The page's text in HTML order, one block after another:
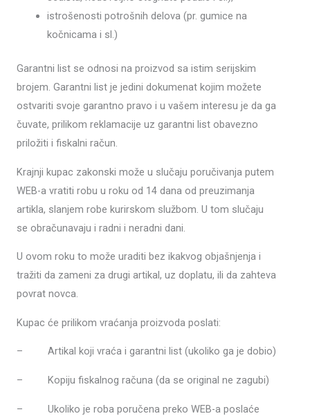
istrošenosti potrošnih delova (pr. gumice na
kočnicama i sl.)
Garantni list se odnosi na proizvod sa istim serijskim
brojem. Garantni list je jedini dokumenat kojim možete
ostvariti svoje garantno pravo i u vašem interesu je da ga
čuvate, prilikom reklamacije uz garantni list obavezno
priložiti i fiskalni račun.
Krajnji kupac zakonski može u slučaju poručivanja putem
WEB-a vratiti robu u roku od 14 dana od preuzimanja
artikla, slanjem robe kurirskom službom. U tom slučaju
se obračunavaju i radni i neradni dani.
U ovom roku to može uraditi bez ikakvog objašnjenja i
tražiti da zameni za drugi artikal, uz doplatu, ili da zahteva
povrat novca.
Kupac će prilikom vraćanja proizvoda poslati:
– Artikal koji vraća i garantni list (ukoliko ga je dobio)
– Kopiju fiskalnog računa (da se original ne zagubi)
– Ukoliko je roba poručena preko WEB-a poslaće